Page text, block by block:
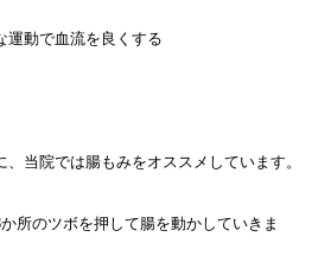
動で血流を良くする
当院では腸もみをオススメしています。
所のツボを押して腸を動かしていきま